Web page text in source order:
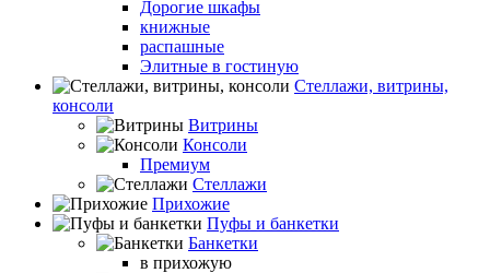
Дорогие шкафы
книжные
распашные
Элитные в гостиную
Стеллажи, витрины,
консоли
Витрины
Консоли
Премиум
Стеллажи
Прихожие
Пуфы и банкетки
Банкетки
в прихожую